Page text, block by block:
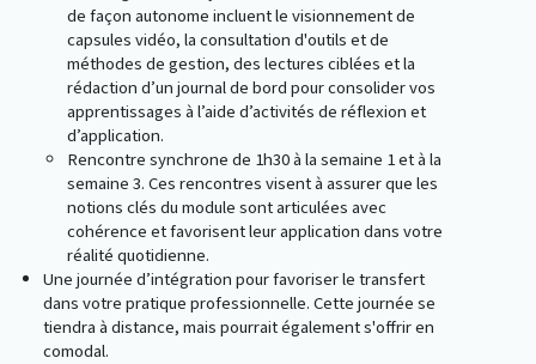
de façon autonome incluent le visionnement de
capsules vidéo, la consultation d'outils et de
méthodes de gestion, des lectures ciblées et la
rédaction d’un journal de bord pour consolider vos
apprentissages à l’aide d’activités de réflexion et
d’application.
Rencontre synchrone de 1h30 à la semaine 1 et à la
semaine 3. Ces rencontres visent à assurer que les
notions clés du module sont articulées avec
cohérence et favorisent leur application dans votre
réalité quotidienne.
Une journée d’intégration pour favoriser le transfert
dans votre pratique professionnelle. Cette journée se
tiendra à distance, mais pourrait également s'offrir en
comodal.